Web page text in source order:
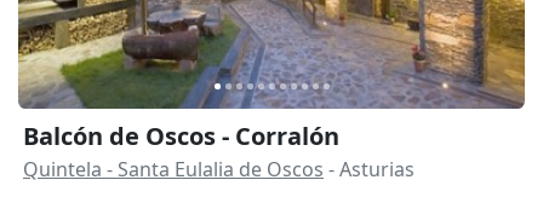
Balcón de Oscos - Corralón
Quintela - Santa Eulalia de Oscos - Asturias